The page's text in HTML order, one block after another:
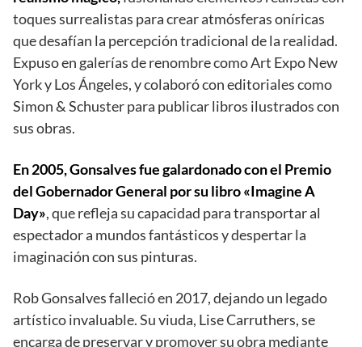
toques surrealistas para crear atmósferas oníricas
que desafían la percepción tradicional de la realidad.
Expuso en galerías de renombre como Art Expo New
York y Los Ángeles, y colaboró con editoriales como
Simon & Schuster para publicar libros ilustrados con
sus obras.
En 2005, Gonsalves fue galardonado con el Premio
del Gobernador General por su libro «Imagine A
Day», que refleja su capacidad para transportar al
espectador a mundos fantásticos y despertar la
imaginación con sus pinturas.
Rob Gonsalves falleció en 2017, dejando un legado
artístico invaluable. Su viuda, Lise Carruthers, se
encarga de preservar y promover su obra mediante